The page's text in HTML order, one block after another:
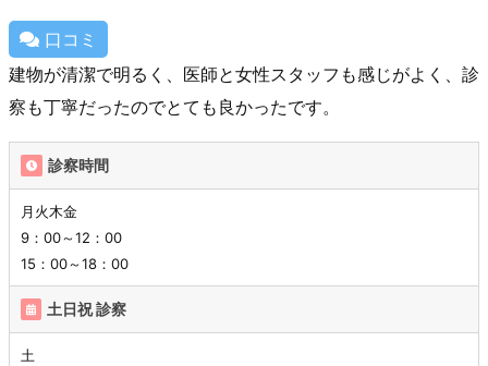
口コミ
建物が清潔で明るく、医師と女性スタッフも感じがよく、診
察も丁寧だったのでとても良かったです。
診察時間
月火木金
9：00～12：00
15：00～18：00
土日祝 診察
土